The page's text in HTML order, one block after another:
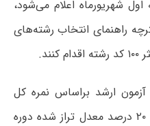
شهریورماه اعلام می‌شود،
راهنمای انتخاب رشته‌های
آزمون ارشد براساس نمره کل
حاصل از ۸۰ درصد نمره آزمون و ۲۰ درصد معدل تراز شده دوره